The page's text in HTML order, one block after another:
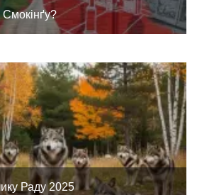
Раду 2025